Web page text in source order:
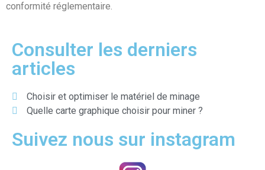
conformité réglementaire.
Consulter les derniers
articles
Choisir et optimiser le matériel de minage
Quelle carte graphique choisir pour miner ?
Suivez nous sur instagram